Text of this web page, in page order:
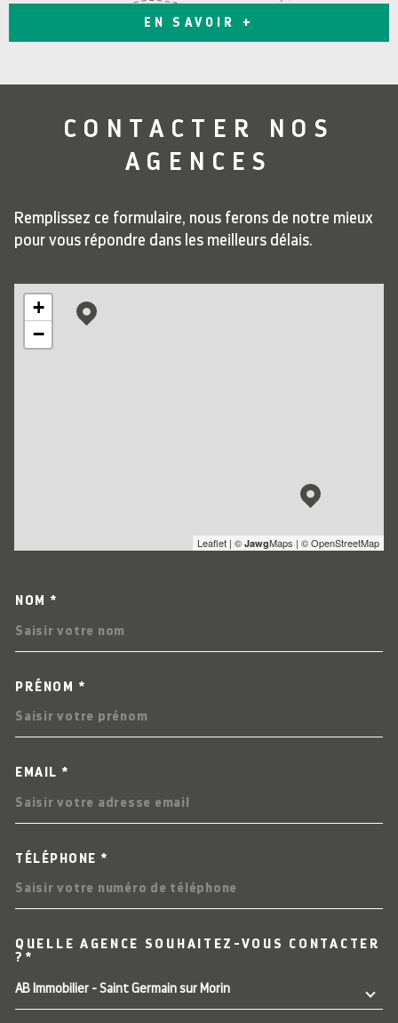
EN SAVOIR +
CONTACTER
NOS
AGENCES
Remplissez ce formulaire, nous ferons de notre mieux
pour vous répondre dans les meilleurs délais.
+
−
Leaflet | © JawgMaps | © OpenStreetMap
NOM *
PRÉNOM *
EMAIL *
TÉLÉPHONE *
QUELLE AGENCE SOUHAITEZ-VOUS CONTACTER
?*
AB Immobilier - Saint Germain sur Morin